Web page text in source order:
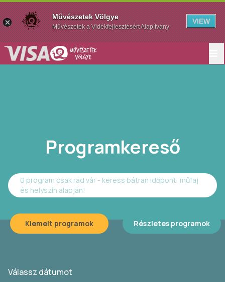
Programkereső
0 program csak rád vár - keress bátran időpont, műfaj
és helyszín alapján!
Kiemelt programok Részletes programok
Válassz dátumot
Művészetek Völgye
Művészetek a Vidékfejlesztésért Alapítvány
VIEW